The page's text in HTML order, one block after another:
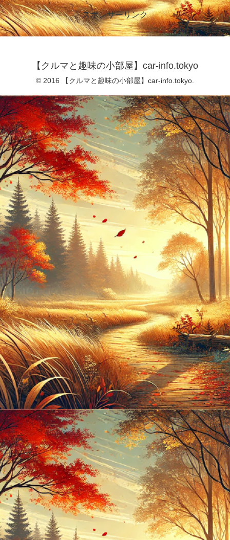
スポンサーリンク
【クルマと趣味の小部屋】car-info.tokyo
© 2016 【クルマと趣味の小部屋】car-info.tokyo.